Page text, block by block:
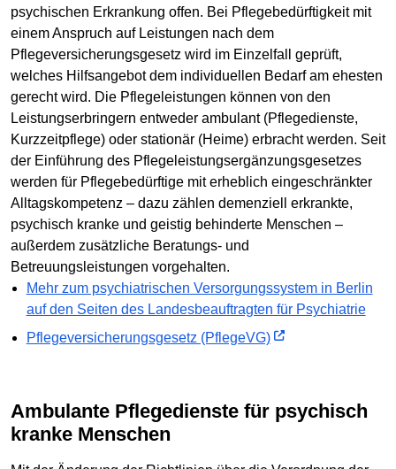
psychischen Erkrankung offen. Bei Pflegebedürftigkeit mit
einem Anspruch auf Leistungen nach dem
Pflegeversicherungsgesetz wird im Einzelfall geprüft,
welches Hilfsangebot dem individuellen Bedarf am ehesten
gerecht wird. Die Pflegeleistungen können von den
Leistungserbringern entweder ambulant (Pflegedienste,
Kurzzeitpflege) oder stationär (Heime) erbracht werden. Seit
der Einführung des Pflegeleistungsergänzungsgesetzes
werden für Pflegebedürftige mit erheblich eingeschränkter
Alltagskompetenz – dazu zählen demenziell erkrankte,
psychisch kranke und geistig behinderte Menschen –
außerdem zusätzliche Beratungs- und
Betreuungsleistungen vorgehalten.
Mehr zum psychiatrischen Versorgungssystem in Berlin
auf den Seiten des Landesbeauftragten für Psychiatrie
Pflegeversicherungsgesetz (PflegeVG)
Ambulante Pflegedienste für psychisch
kranke Menschen